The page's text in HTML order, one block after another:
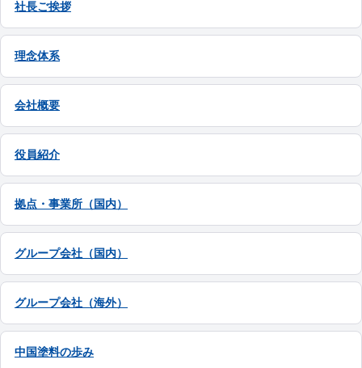
社長ご挨拶
理念体系
会社概要
役員紹介
拠点・事業所（国内）
グループ会社（国内）
グループ会社（海外）
中国塗料の歩み